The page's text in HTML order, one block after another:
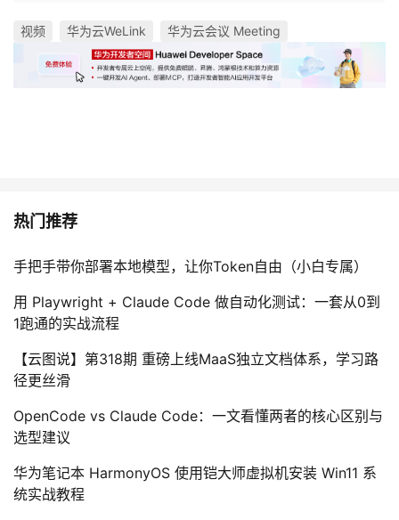
视频 华为云WeLink 华为云会议 Meeting
热门推荐
手把手带你部署本地模型，让你Token自由（小白专属）
用 Playwright + Claude Code 做自动化测试：一套从0到
1跑通的实战流程
【云图说】第318期 重磅上线MaaS独立文档体系，学习路
径更丝滑
OpenCode vs Claude Code：一文看懂两者的核心区别与
选型建议
华为笔记本 HarmonyOS 使用铠大师虚拟机安装 Win11 系
统实战教程